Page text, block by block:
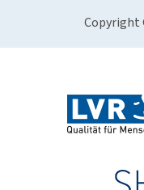
Copyright